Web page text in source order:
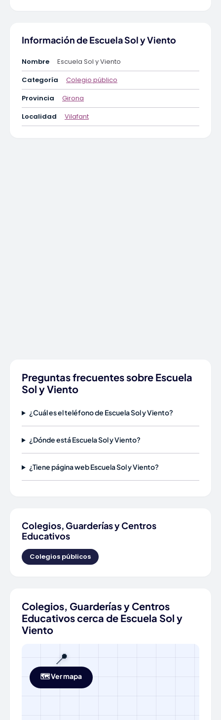
Información de Escuela Sol y Viento
Nombre
Escuela Sol y Viento
Categoría
Colegio público
Provincia
Girona
Localidad
Vilafant
Preguntas frecuentes sobre Escuela
Sol y Viento
¿Cuál es el teléfono de Escuela Sol y Viento?
¿Dónde está Escuela Sol y Viento?
¿Tiene página web Escuela Sol y Viento?
Colegios, Guarderías y Centros
Educativos
Colegios públicos
Colegios, Guarderías y Centros
Educativos cerca de Escuela Sol y
Viento
📍
🗺️ Ver mapa